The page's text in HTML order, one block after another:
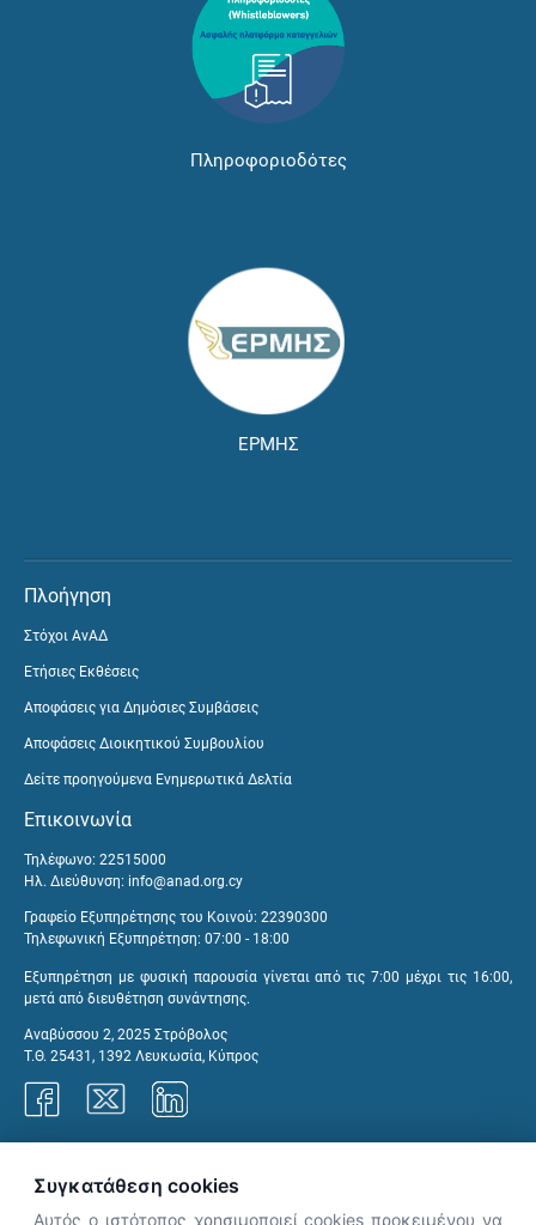
Πληροφοριοδότες
ΕΡΜΗΣ
Πλοήγηση
Στόχοι ΑνΑΔ
Ετήσιες Εκθέσεις
Αποφάσεις για Δημόσιες Συμβάσεις
Αποφάσεις Διοικητικού Συμβουλίου
Δείτε προηγούμενα Ενημερωτικά Δελτία
Επικοινωνία
Τηλέφωνο: 22515000
Ηλ. Διεύθυνση: info@anad.org.cy
Γραφείο Εξυπηρέτησης του Κοινού: 22390300
Τηλεφωνική Εξυπηρέτηση: 07:00 - 18:00
Εξυπηρέτηση με φυσική παρουσία γίνεται από τις 7:00 μέχρι τις 16:00,
μετά από διευθέτηση συνάντησης.
Αναβύσσου 2, 2025 Στρόβολος
Τ.Θ. 25431, 1392 Λευκωσία, Κύπρος
Συγκατάθεση cookies
Αυτός ο ιστότοπος χρησιμοποιεί cookies προκειμένου να